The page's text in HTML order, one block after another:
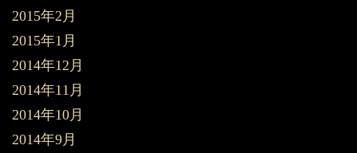
2015年2月
2015年1月
2014年12月
2014年11月
2014年10月
2014年9月